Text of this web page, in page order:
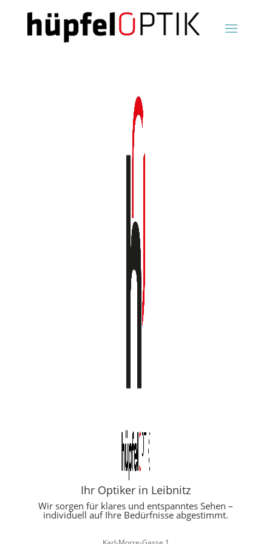
Ihr Optiker in Leibnitz
Wir sorgen für klares und entspanntes Sehen –
individuell auf Ihre Bedürfnisse abgestimmt.